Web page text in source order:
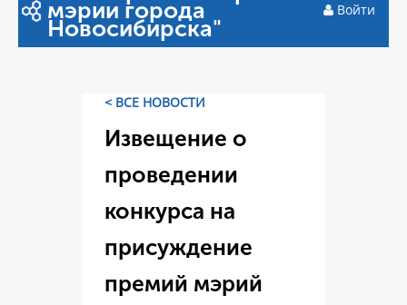
мэрии города
Новосибирска"
Войти
< ВСЕ НОВОСТИ
Извещение о
проведении
конкурса на
присуждение
премий мэрий